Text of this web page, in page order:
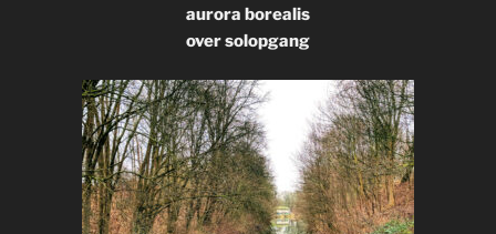
aurora borealis
over solopgang